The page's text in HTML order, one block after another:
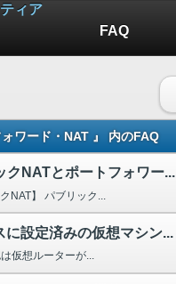
FAQ
ォワード・NAT 』 内のFAQ
クNATとポートフォワー...
クNAT】 パブリック...
に設定済みの仮想マシン...
仮想ルーターが...